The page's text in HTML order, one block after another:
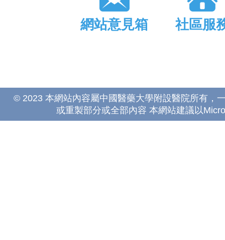
網站意見箱 社區服
© 2023 本網站內容屬中國醫藥大學附設醫院所有，
或重製部分或全部內容 本網站建議以